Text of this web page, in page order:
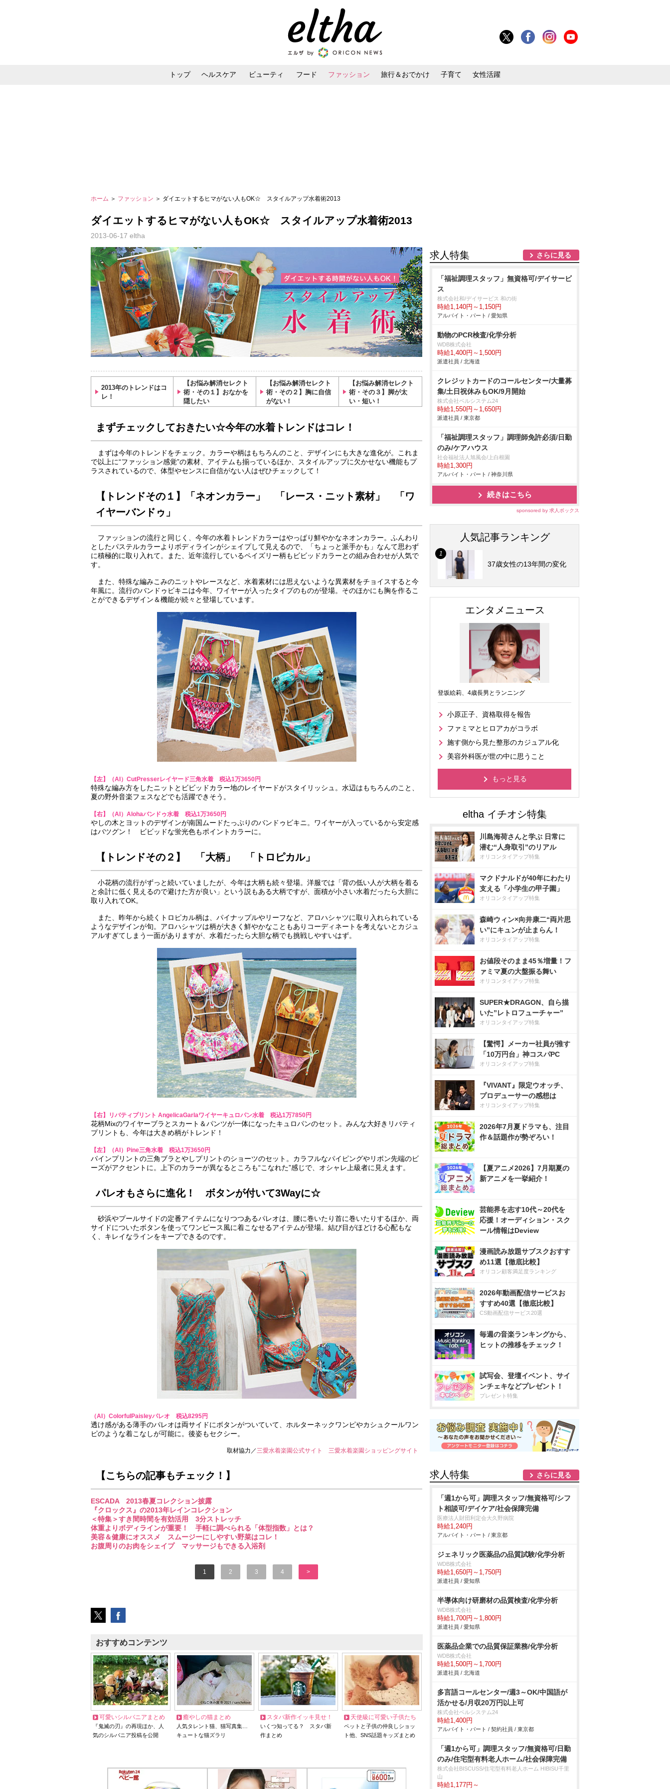
トップ ヘルスケア ビューティ フード ファッション 旅行＆おでかけ 子育て 女性活躍
ホーム ＞ ファッション ＞ ダイエットするヒマがない人もOK☆ スタイルアップ水着術2013
ダイエットするヒマがない人もOK☆ スタイルアップ水着術2013
2013-06-17 eltha
2013年のトレンドはコ
レ！
【お悩み解消セレクト
術・その１】おなかを
隠したい
【お悩み解消セレクト
術・その２】胸に自信
がない！
【お悩み解消セレクト
術・その３】脚が太
い・短い！
まずチェックしておきたい☆今年の水着トレンドはコレ！
まずは今年のトレンドをチェック。カラーや柄はもちろんのこと、デザインにも大きな進化が。これま
で以上に“ファッション感覚”の素材、アイテムも揃っているほか、スタイルアップに欠かせない機能もプ
ラスされているので、体型やセンスに自信がない人はぜひチェックして！
【トレンドその１】「ネオンカラー」 「レース・ニット素材」 「ワ
イヤーバンドゥ」
ファッションの流行と同じく、今年の水着トレンドカラーはやっぱり鮮やかなネオンカラー。ふんわり
としたパステルカラーよりボディラインがシェイプして見えるので、「ちょっと派手かも」なんて思わず
に積極的に取り入れて。また、近年流行しているペイズリー柄もビビッドカラーとの組み合わせが人気で
す。
また、特殊な編みこみのニットやレースなど、水着素材には思えないような異素材をチョイスすると今
年風に。流行のバンドゥビキニは今年、ワイヤーが入ったタイプのものが登場。そのほかにも胸を作るこ
とができるデザイン＆機能が続々と登場しています。
【左】（AI）CutPresserレイヤード三角水着 税込1万3650円
特殊な編み方をしたニットとビビッドカラー地のレイヤードがスタイリッシュ。水辺はもちろんのこと、
夏の野外音楽フェスなどでも活躍できそう。
【右】（AI）Alohaバンドゥ水着 税込1万3650円
しの木とヨットのデザインが南国ムードたっぷりのバンドゥビキニ。ワイヤーが入っているから安定感
はバツグン！ ビビッドな蛍光色もポイントカラーに。
【トレンドその２】 「大柄」 「トロピカル」
小花柄の流行がずっと続いていましたが、今年は大柄も続々登場。洋服では「背の低い人が大柄を着る
と余計に低く見えるので避けた方が良い」という説もある大柄ですが、面積が小さい水着だったら大胆に
取り入れてOK。
また、昨年から続くトロピカル柄は、パイナップルやリーフなど、アロハシャツに取り入れられている
ようなデザインが旬。アロハシャツは柄が大きく鮮やかなこともありコーディネートを考えないとカジュ
アルすぎてしまう一面がありますが、水着だったら大胆な柄でも挑戦しやすいはず。
【右】リバティプリント AngelicaGarlaワイヤーキュロパン水着 税込1万7850円
花柄Mixのワイヤーブラとスカート＆パンツが一体になったキュロパンのセット。みんな大好きリバティ
プリントも、今年は大きめ柄がトレンド！
【左】（AI）Pine三角水着 税込1万3650円
パインプリントの三角ブラとやしプリントのショーツのセット。カラフルなパイピングやリボン先端のビ
ーズがアクセントに。上下のカラーが異なるところも“こなれた”感じで、オシャレ上級者に見えます。
パレオもさらに進化！ ボタンが付いて3Wayに☆
砂浜やプールサイドの定番アイテムになりつつあるパレオは、腰に巻いたり首に巻いたりするほか、両
サイドについたボタンを使ってワンピース風に着こなせるアイテムが登場。結び目がほどける心配もな
く、キレイなラインをキープできるのです。
（AI）ColorfulPaisleyパレオ 税込8295円
透け感がある薄手のパレオは両サイドにボタンがついていて、ホルターネックワンピやカシュクールワン
ピのような着こなしが可能に。後姿もセクシー。
取材協力／三愛水着楽園公式サイト 三愛水着楽園ショッピングサイト
【こちらの記事もチェック！】
ESCADA 2013春夏コレクション披露
『クロックス』の2013年レインコレクション
＜特集＞すき間時間を有効活用 3分ストレッチ
体重よりボディラインが重要！ 手軽に調べられる「体型指数」とは？
美容＆健康にオススメ スムージーにしやすい野菜はコレ！
お腹周りのお肉をシェイプ マッサージもできる入浴剤
1 2 3 4 >
おすすめコンテンツ
可愛いシルバニアまとめ
『鬼滅の刃』の再現ほか、人
気のシルバニア投稿を公開
癒やしの猫まとめ
人気タレント猫、猫写真集…
キュートな猫ズラリ
スタバ新作イッキ見せ！
いくつ知ってる？ スタバ新
作まとめ
天使級に可愛い子供たち
ペットと子供の仲良しショッ
ト他、SNS話題キッズまとめ
求人特集 さらに見る
「福祉調理スタッフ」無資格可/デイサービ
ス
株式会社和/デイサービス 和の街
時給1,140円～1,150円
アルバイト・パート / 愛知県
動物のPCR検査/化学分析
WDB株式会社
時給1,400円～1,500円
派遣社員 / 北海道
クレジットカードのコールセンター/大量募
集/土日祝休みもOK/9月開始
株式会社ベルシステム24
時給1,550円～1,650円
派遣社員 / 東京都
「福祉調理スタッフ」調理師免許必須/日勤
のみ/ケアハウス
社会福祉法人旭風会/上白根園
時給1,300円
アルバイト・パート / 神奈川県
続きはこちら
sponsored by 求人ボックス
人気記事ランキング
37歳女性の13年間の変化
エンタメニュース
登坂絵莉、4歳長男とランニング
小原正子、資格取得を報告
ファミマとヒロアカがコラボ
施す側から見た整形のカジュアル化
美容外科医が世の中に思うこと
もっと見る
川島海荷さんと学ぶ 日常に
潜む“人身取引”のリアル
オリコンタイアップ特集
マクドナルドが40年にわたり
支える「小学生の甲子園」
オリコンタイアップ特集
森崎ウィン×向井康二“両片思
い”にキュンが止まらん！
オリコンタイアップ特集
お値段そのまま45％増量！フ
ァミマ夏の大盤振る舞い
オリコンタイアップ特集
SUPER★DRAGON、自ら描
いた”レトロフューチャー”
オリコンタイアップ特集
【驚愕】メーカー社員が推す
「10万円台」神コスパPC
オリコンタイアップ特集
『VIVANT』限定ウオッチ、
プロデューサーの感想は
オリコンタイアップ特集
2026年7月夏ドラマも、注目
作＆話題作が勢ぞろい！
【夏アニメ2026】7月期夏の
新アニメを一挙紹介！
芸能界を志す10代～20代を
応援！オーディション・スク
ール情報はDeview
漫画読み放題サブスクおすす
め11選【徹底比較】
オリコン顧客満足度ランキング
2026年動画配信サービスお
すすめ40選【徹底比較】
CS動画配信サービス20選
毎週の音楽ランキングから、
ヒットの推移をチェック！
試写会、登壇イベント、サイ
ンチェキなどプレゼント！
プレゼント特集
求人特集 さらに見る
「週1から可」調理スタッフ/無資格可/シフ
ト相談可/デイケア/社会保障完備
医療法人財団利定会大久野病院
時給1,240円
アルバイト・パート / 東京都
ジェネリック医薬品の品質試験/化学分析
WDB株式会社
時給1,650円～1,750円
派遣社員 / 愛知県
半導体向け研磨材の品質検査/化学分析
WDB株式会社
時給1,700円～1,800円
派遣社員 / 愛知県
医薬品企業での品質保証業務/化学分析
WDB株式会社
時給1,500円～1,700円
派遣社員 / 北海道
多言語コールセンター/週3～OK/中国語が
活かせる/月収20万円以上可
株式会社ベルシステム24
時給1,400円
アルバイト・パート / 契約社員 / 東京都
「週1から可」調理スタッフ/無資格可/日勤
のみ/住宅型有料老人ホーム/社会保障完備
株式会社BISCUSS/住宅型有料老人ホーム HIBISU千里
山
時給1,177円～